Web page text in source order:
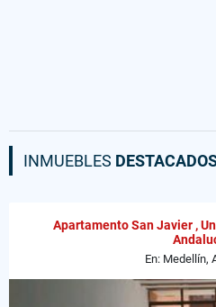
INMUEBLES
Apartamento San Javier ,
En: Medellín,